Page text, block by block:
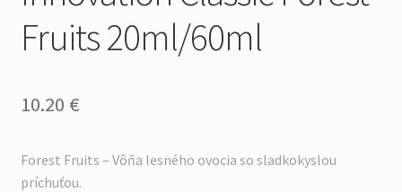
Fruits 20ml/60ml
10.20 €
Forest Fruits – Vôňa lesného ovocia so sladkokyslou
príchuťou.